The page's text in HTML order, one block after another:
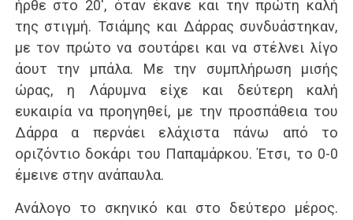
ήρθε στο 20′, όταν έκανε και την πρώτη καλή
της στιγμή. Τσιάμης και Δάρρας συνδυάστηκαν,
με τον πρώτο να σουτάρει και να στέλνει λίγο
άουτ την μπάλα. Με την συμπλήρωση μισής
ώρας, η Λάρυμνα είχε και δεύτερη καλή
ευκαιρία να προηγηθεί, με την προσπάθεια του
Δάρρα α περνάει ελάχιστα πάνω από το
οριζόντιο δοκάρι του Παπαμάρκου. Έτσι, το 0-0
έμεινε στην ανάπαυλα.
Ανάλογο το σκηνικό και στο δεύτερο μέρος.